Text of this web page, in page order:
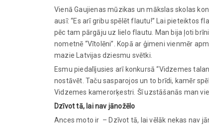
Vienā Gaujienas mūzikas un mākslas skolas
ausī: “Es arī gribu spēlēt flautu!” Lai pieteiktos
pēc tam pārgāju uz lielo flautu. Man bija ļoti
nometnē “Vītolēni”. Kopā ar ģimeni vienmēr
mazie Latvijas dziesmu svētki.
Esmu piedalījusies arī konkursā “Vidzemes
nostāvēt. Taču sasparojos un to brīdi, kamēr
Vidzemes kamerorķestri. Šī uzstāšanās man
Dzīvot tā, lai nav jānožēlo
Ances moto ir – Dzīvot tā, lai vēlāk nekas nav